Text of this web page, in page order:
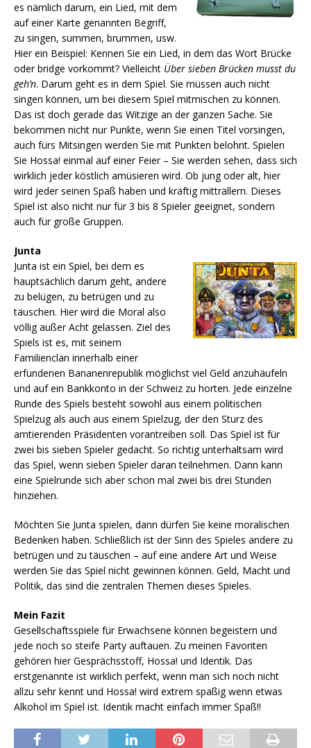
es nämlich darum, ein Lied, mit dem
auf einer Karte genannten Begriff,
zu singen, summen, brummen, usw.
Hier ein Beispiel: Kennen Sie ein Lied, in dem das Wort Brücke
oder bridge vorkommt? Vielleicht Über sieben Brücken musst du
geh’n. Darum geht es in dem Spiel. Sie müssen auch nicht
singen können, um bei diesem Spiel mitmischen zu können.
Das ist doch gerade das Witzige an der ganzen Sache. Sie
bekommen nicht nur Punkte, wenn Sie einen Titel vorsingen,
auch fürs Mitsingen werden Sie mit Punkten belohnt. Spielen
Sie Hossa! einmal auf einer Feier – Sie werden sehen, dass sich
wirklich jeder köstlich amüsieren wird. Ob jung oder alt, hier
wird jeder seinen Spaß haben und kräftig mitträllern. Dieses
Spiel ist also nicht nur für 3 bis 8 Spieler geeignet, sondern
auch für große Gruppen.
Junta
Junta ist ein Spiel, bei dem es
hauptsächlich darum geht, andere
zu belügen, zu betrügen und zu
täuschen. Hier wird die Moral also
völlig außer Acht gelassen. Ziel des
Spiels ist es, mit seinem
Familienclan innerhalb einer
erfundenen Bananenrepublik möglichst viel Geld anzuhäufeln
und auf ein Bankkonto in der Schweiz zu horten. Jede einzelne
Runde des Spiels besteht sowohl aus einem politischen
Spielzug als auch aus einem Spielzug, der den Sturz des
amtierenden Präsidenten vorantreiben soll. Das Spiel ist für
zwei bis sieben Spieler gedacht. So richtig unterhaltsam wird
das Spiel, wenn sieben Spieler daran teilnehmen. Dann kann
eine Spielrunde sich aber schon mal zwei bis drei Stunden
hinziehen.
Möchten Sie Junta spielen, dann dürfen Sie keine moralischen
Bedenken haben. Schließlich ist der Sinn des Spieles andere zu
betrügen und zu täuschen – auf eine andere Art und Weise
werden Sie das Spiel nicht gewinnen können. Geld, Macht und
Politik, das sind die zentralen Themen dieses Spieles.
Mein Fazit
Gesellschaftsspiele für Erwachsene können begeistern und
jede noch so steife Party auftauen. Zu meinen Favoriten
gehören hier Gesprächsstoff, Hossa! und Identik. Das
erstgenannte ist wirklich perfekt, wenn man sich noch nicht
allzu sehr kennt und Hossa! wird extrem spaßig wenn etwas
Alkohol im Spiel ist. Identik macht einfach immer Spaß!!